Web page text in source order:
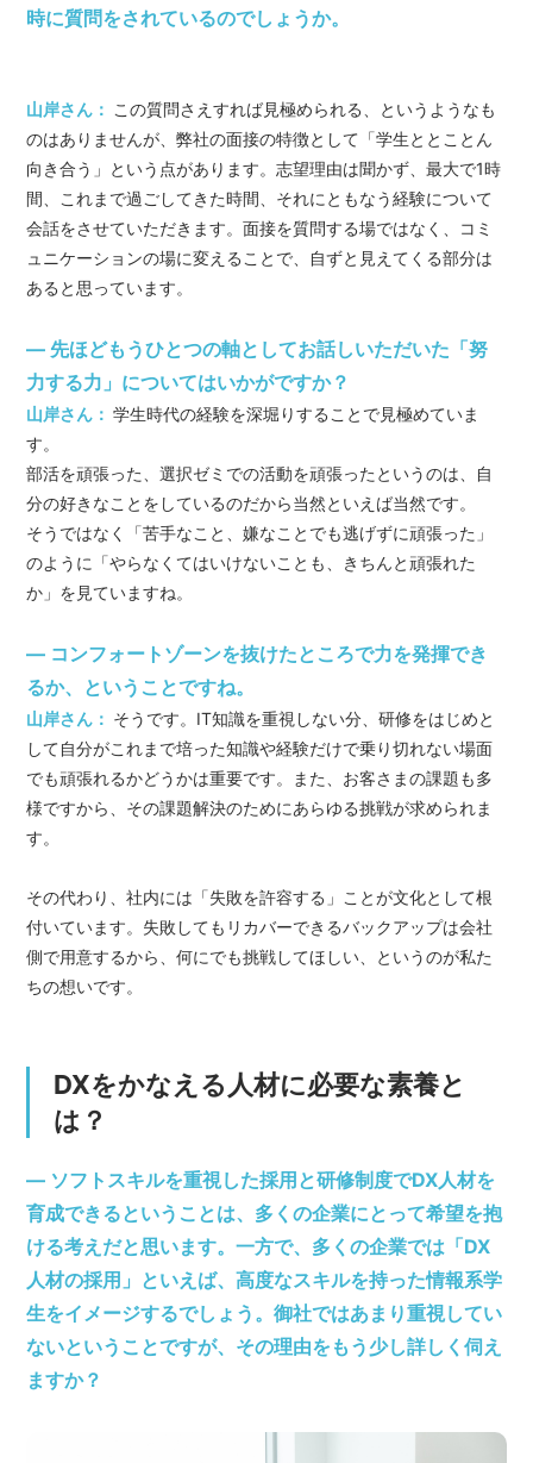
時に質問をされているのでしょうか。
山岸さん： この質問さえすれば見極められる、というようなも
のはありませんが、弊社の面接の特徴として「学生ととことん
向き合う」という点があります。志望理由は聞かず、最大で1時
間、これまで過ごしてきた時間、それにともなう経験について
会話をさせていただきます。面接を質問する場ではなく、コミ
ュニケーションの場に変えることで、自ずと見えてくる部分は
あると思っています。
― 先ほどもうひとつの軸としてお話しいただいた「努
力する力」についてはいかがですか？
山岸さん：学生時代の経験を深堀りすることで見極めていま
す。
部活を頑張った、選択ゼミでの活動を頑張ったというのは、自
分の好きなことをしているのだから当然といえば当然です。
そうではなく「苦手なこと、嫌なことでも逃げずに頑張った」
のように「やらなくてはいけないことも、きちんと頑張れた
か」を見ていますね。
― コンフォートゾーンを抜けたところで力を発揮でき
るか、ということですね。
山岸さん： そうです。IT知識を重視しない分、研修をはじめと
して自分がこれまで培った知識や経験だけで乗り切れない場面
でも頑張れるかどうかは重要です。また、お客さまの課題も多
様ですから、その課題解決のためにあらゆる挑戦が求められま
す。
その代わり、社内には「失敗を許容する」ことが文化として根
付いています。失敗してもリカバーできるバックアップは会社
側で用意するから、何にでも挑戦してほしい、というのが私た
ちの想いです。
DXをかなえる人材に必要な素養と
は？
― ソフトスキルを重視した採用と研修制度でDX人材を
育成できるということは、多くの企業にとって希望を抱
ける考えだと思います。一方で、多くの企業では「DX
人材の採用」といえば、高度なスキルを持った情報系学
生をイメージするでしょう。御社ではあまり重視してい
ないということですが、その理由をもう少し詳しく伺え
ますか？